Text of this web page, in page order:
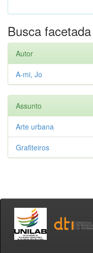
Busca facetada
Autor
A-mi, Jo
Assunto
Arte urbana
Grafiteiros